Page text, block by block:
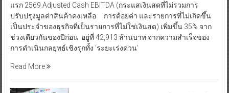
แรก 2569 Adjusted Cash EBITDA (กระแสเงินสดที่ไม่รวมการ
ปรับปรุงมูลค่าสินค้าคงเหลือ การด้อยค่า และรายการที่ไม่เกิดขึ้น
เป็นประจำของธุรกิจที่เป็นรายการที่ไม่ใช่เงินสด) เพิ่มขึ้น 35% จาก
ช่วงเดียวกันของปีก่อน อยู่ที่ 42,913 ล้านบาท จากความสำเร็จของ
การดำเนินกลยุทธ์เชิงรุกทั้ง ‘ระยะเร่งด่วน’
Read More